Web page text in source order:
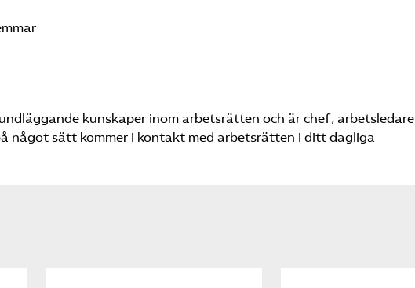
kunskaper inom arbetsrätten och är chef, arbetsledare
något sätt kommer i kontakt med arbetsrätten i ditt dagliga